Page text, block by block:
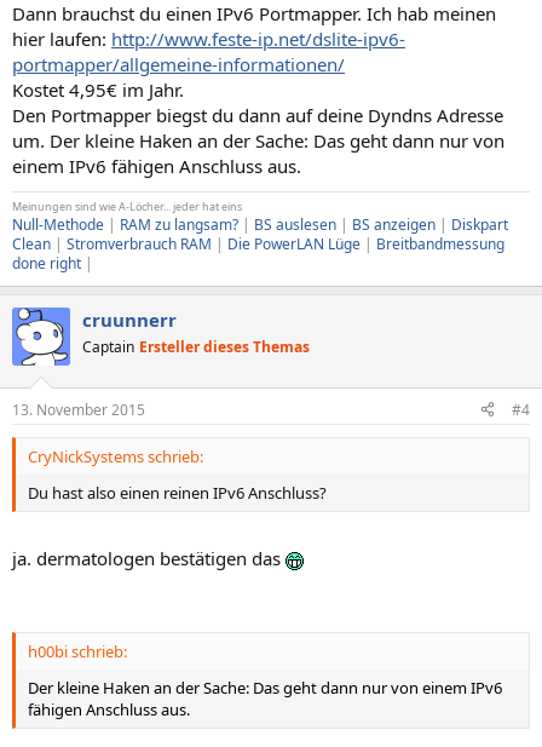
Dann brauchst du einen IPv6 Portmapper. Ich hab meinen
hier laufen: http://www.feste-ip.net/dslite-ipv6-
portmapper/allgemeine-informationen/
Kostet 4,95€ im Jahr.
Den Portmapper biegst du dann auf deine Dyndns Adresse
um. Der kleine Haken an der Sache: Das geht dann nur von
einem IPv6 fähigen Anschluss aus.
Meinungen sind wie A-Löcher... jeder hat eins
Null-Methode | RAM zu langsam? | BS auslesen | BS anzeigen | Diskpart
Clean | Stromverbrauch RAM | Die PowerLAN Lüge | Breitbandmessung
done right |
cruunnerr
Captain Ersteller dieses Themas
13. November 2015 #4
CryNickSystems schrieb:
Du hast also einen reinen IPv6 Anschluss?
ja. dermatologen bestätigen das
h00bi schrieb:
Der kleine Haken an der Sache: Das geht dann nur von einem IPv6
fähigen Anschluss aus.